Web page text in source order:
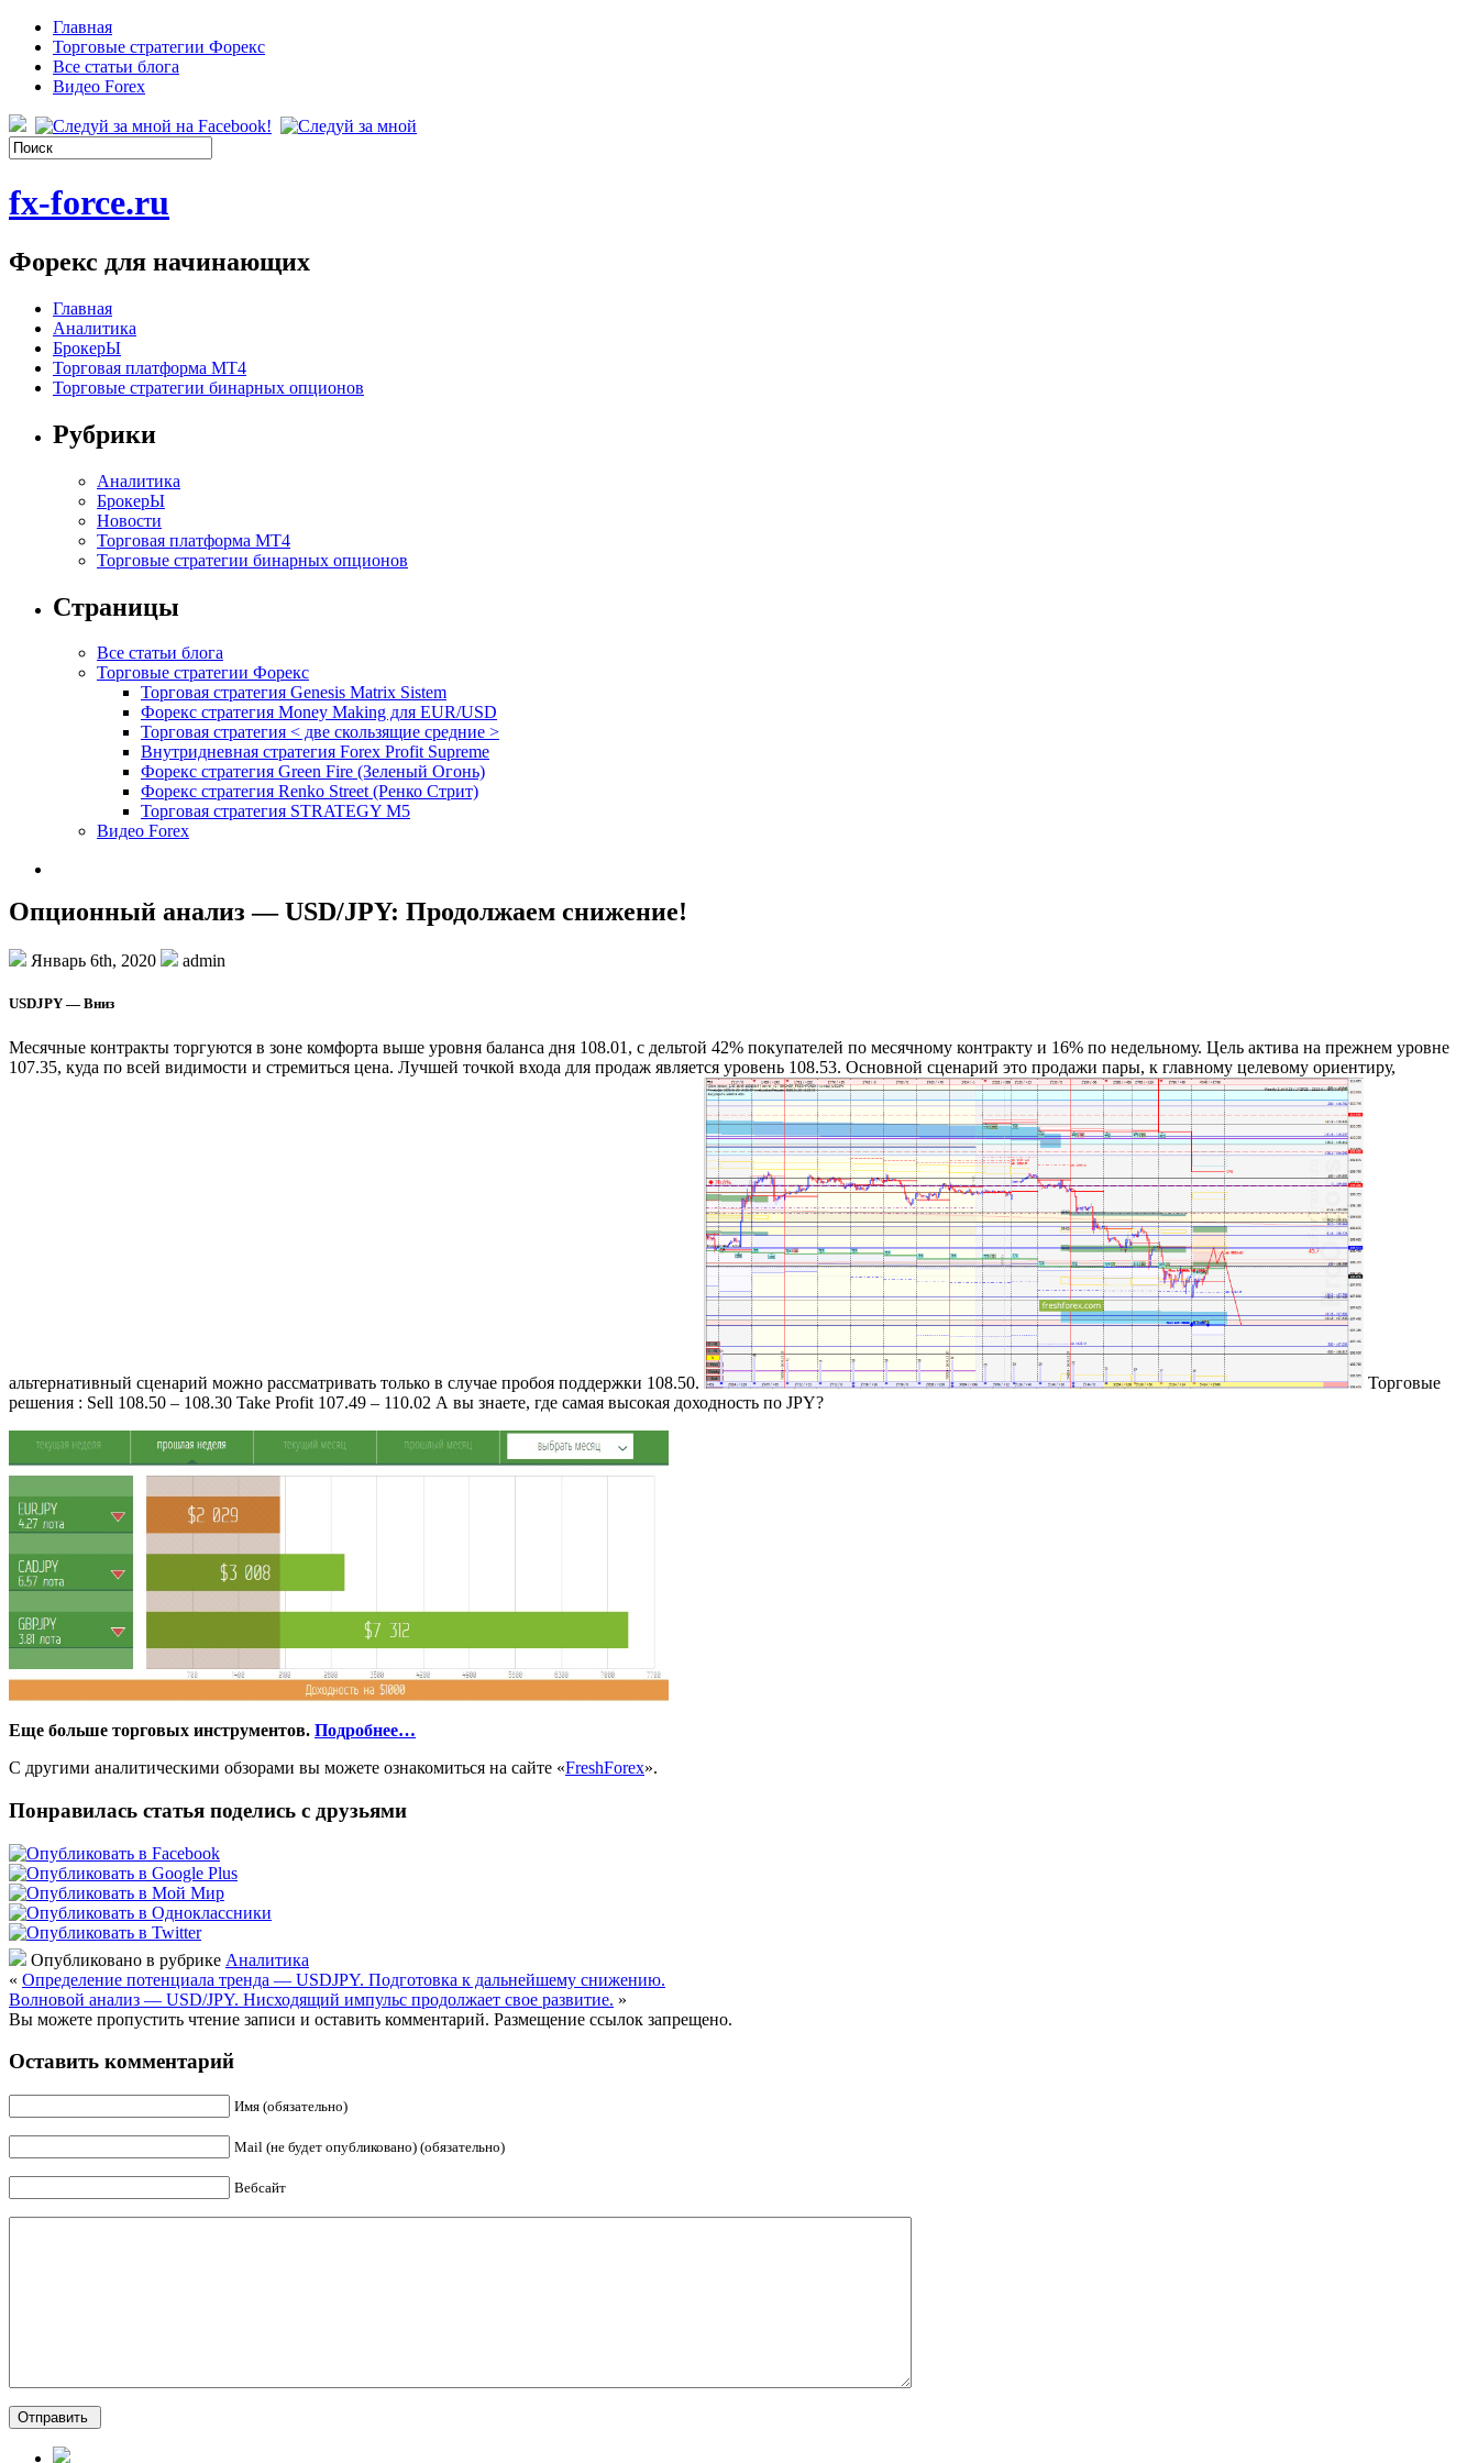
Главная
Торговые стратегии Форекс
Все статьи блога
Видео Forex
fx-force.ru
Форекс для начинающих
Главная
Аналитика
БрокерЫ
Торговая платформа МТ4
Торговые стратегии бинарных опционов
Рубрики
Аналитика
БрокерЫ
Новости
Торговая платформа МТ4
Торговые стратегии бинарных опционов
Страницы
Все статьи блога
Торговые стратегии Форекс
Торговая стратегия Genesis Matrix Sistem
Форекс стратегия Money Making для EUR/USD
Торговая стратегия < две скользящие средние >
Внутридневная стратегия Forex Profit Supreme
Форекс стратегия Green Fire (Зеленый Огонь)
Форекс стратегия Renko Street (Ренко Стрит)
Торговая стратегия STRATEGY M5
Видео Forex
Опционный анализ — USD/JPY: Продолжаем снижение!
Январь 6th, 2020 admin
USDJPY — Вниз
Месячные контракты торгуются в зоне комфорта выше уровня баланса дня 108.01, с дельтой 42% покупателей по месячному контракту и 16% по недельному. Цель актива на прежнем уровне
107.35, куда по всей видимости и стремиться цена. Лучшей точкой входа для продаж является уровень 108.53. Основной сценарий это продажи пары, к главному целевому ориентиру,
альтернативный сценарий можно рассматривать только в случае пробоя поддержки 108.50.
Торговые
решения : Sell 108.50 – 108.30 Take Profit 107.49 – 110.02 А вы знаете, где самая высокая доходность по JPY?
Еще больше торговых инструментов. Подробнее…
С другими аналитическими обзорами вы можете ознакомиться на сайте «FreshForex».
Понравилась статья поделись с друзьями
Опубликовано в рубрике Аналитика
« Определение потенциала тренда — USDJPY. Подготовка к дальнейшему снижению.
Волновой анализ — USD/JPY. Нисходящий импульс продолжает свое развитие. »
Вы можете пропустить чтение записи и оставить комментарий. Размещение ссылок запрещено.
Оставить комментарий
Имя (обязательно)
Mail (не будет опубликовано) (обязательно)
Вебсайт